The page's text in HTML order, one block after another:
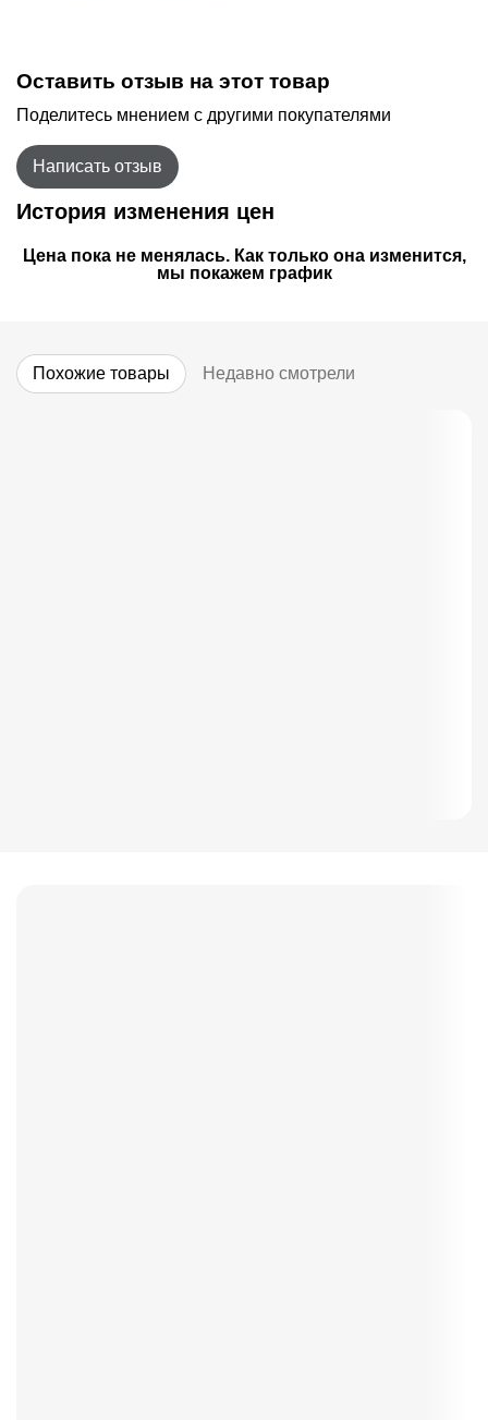
Оставить отзыв на этот товар
Поделитесь мнением с другими покупателями
Написать отзыв
История изменения цен
Цена пока не менялась. Как только она изменится,
мы покажем график
Похожие товары Недавно смотрели